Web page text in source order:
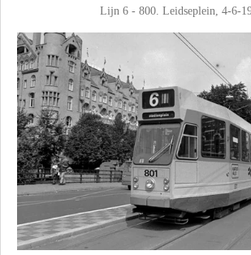
Lijn 6 - 800. Leidseplein, 4-6-